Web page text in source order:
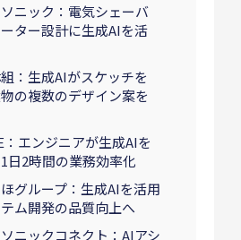
ニック：電気シェーバ
ター設計に生成AIを活
：生成AIがスケッチを
の複数のデザイン案を
エンジニアが生成AIを
日2時間の業務効率化
グループ：生成AIを活用
ム開発の品質向上へ
ニックコネクト：AIアシ